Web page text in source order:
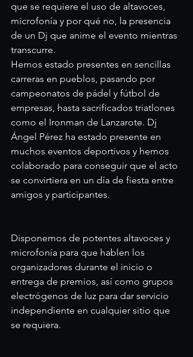
que se requiere el uso de altavoces,
microfonía y por qué no, la presencia
de un Dj que anime el evento mientras
transcurre.
Hemos estado presentes en sencillas
carreras en pueblos, pasando por
campeonatos de pádel y fútbol de
empresas, hasta sacrificados triatlones
como el Ironman de Lanzarote. Dj
Ángel Pérez ha estado presente en
muchos eventos deportivos y hemos
colaborado para conseguir que el acto
se convirtiera en un día de fiesta entre
amigos y participantes.
Disponemos de potentes altavoces y
microfonía para que hablen los
organizadores durante el inicio o
entrega de premios, así como grupos
electrógenos de luz para dar servicio
independiente en cualquier sitio que
se requiera.